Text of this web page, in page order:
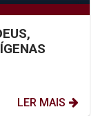
LER MAIS